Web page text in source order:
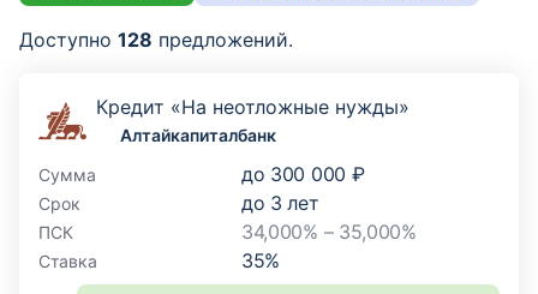
Доступно 128 предложений.
Кредит «На неотложные нужды»
Алтайкапиталбанк
Сумма
до 300 000 ₽
Срок до 3 лет
ПСК 34,000% – 35,000%
Ставка 35%